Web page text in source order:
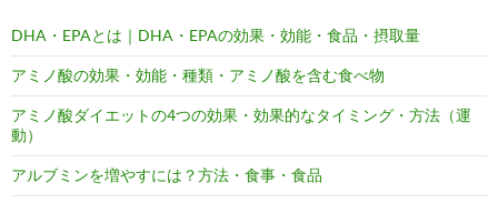
DHA・EPAとは｜DHA・EPAの効果・効能・食品・摂取量
アミノ酸の効果・効能・種類・アミノ酸を含む食べ物
アミノ酸ダイエットの4つの効果・効果的なタイミング・方法（運
動）
アルブミンを増やすには？方法・食事・食品